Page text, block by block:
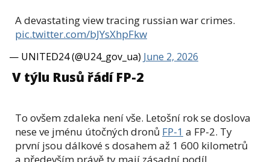
A devastating view tracing russian war crimes.
pic.twitter.com/bJYsXhpFkw
— UNITED24 (@U24_gov_ua) June 2, 2026
V týlu Rusů řádí FP-2
To ovšem zdaleka není vše. Letošní rok se doslova
nese ve jménu útočných dronů FP-1 a FP-2. Ty
první jsou dálkové s dosahem až 1 600 kilometrů
a především právě ty mají zásadní podíl